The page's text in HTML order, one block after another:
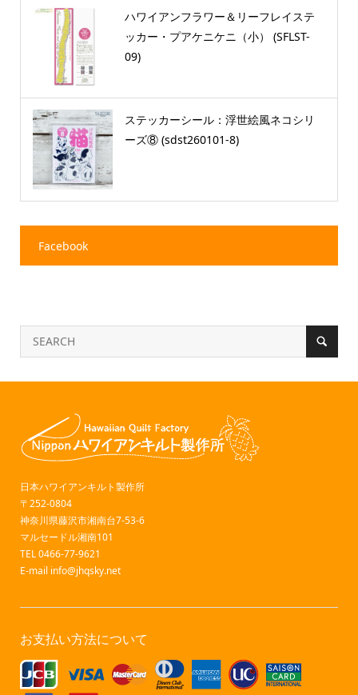
ハワイアンフラワー＆リーフレイステ
ッカー・プアケニケニ（小） (SFLST-
09)
ステッカーシール：浮世絵風ネコシリ
ーズ⑧ (sdst260101-8)
Facebook
日本ハワイアンキルト製作所
〒252-0804
神奈川県藤沢市湘南台7-53-6
マルセードル湘南101
TEL 0466-77-9621
E-mail info@jhqsky.net
お支払い方法について